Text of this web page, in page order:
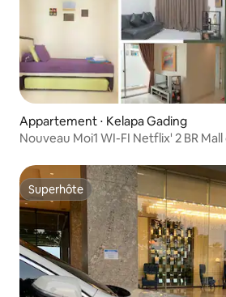
Appartement ⋅ Kelapa Gading
Nouveau Moi1 WI-FI Netflix' 2 BR
Superhôte
Superhôte